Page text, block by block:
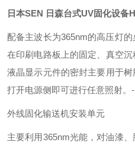
日本SEN 日森台式UV固化设备
配备主波长为365nm的高压灯的
在印刷电路板上的固定、真空沉
液晶显示元件的密封主要用于树
打开电源侧即可进行任意照射。
外线固化输送机安装单元
主要利用365nm光能，对油漆